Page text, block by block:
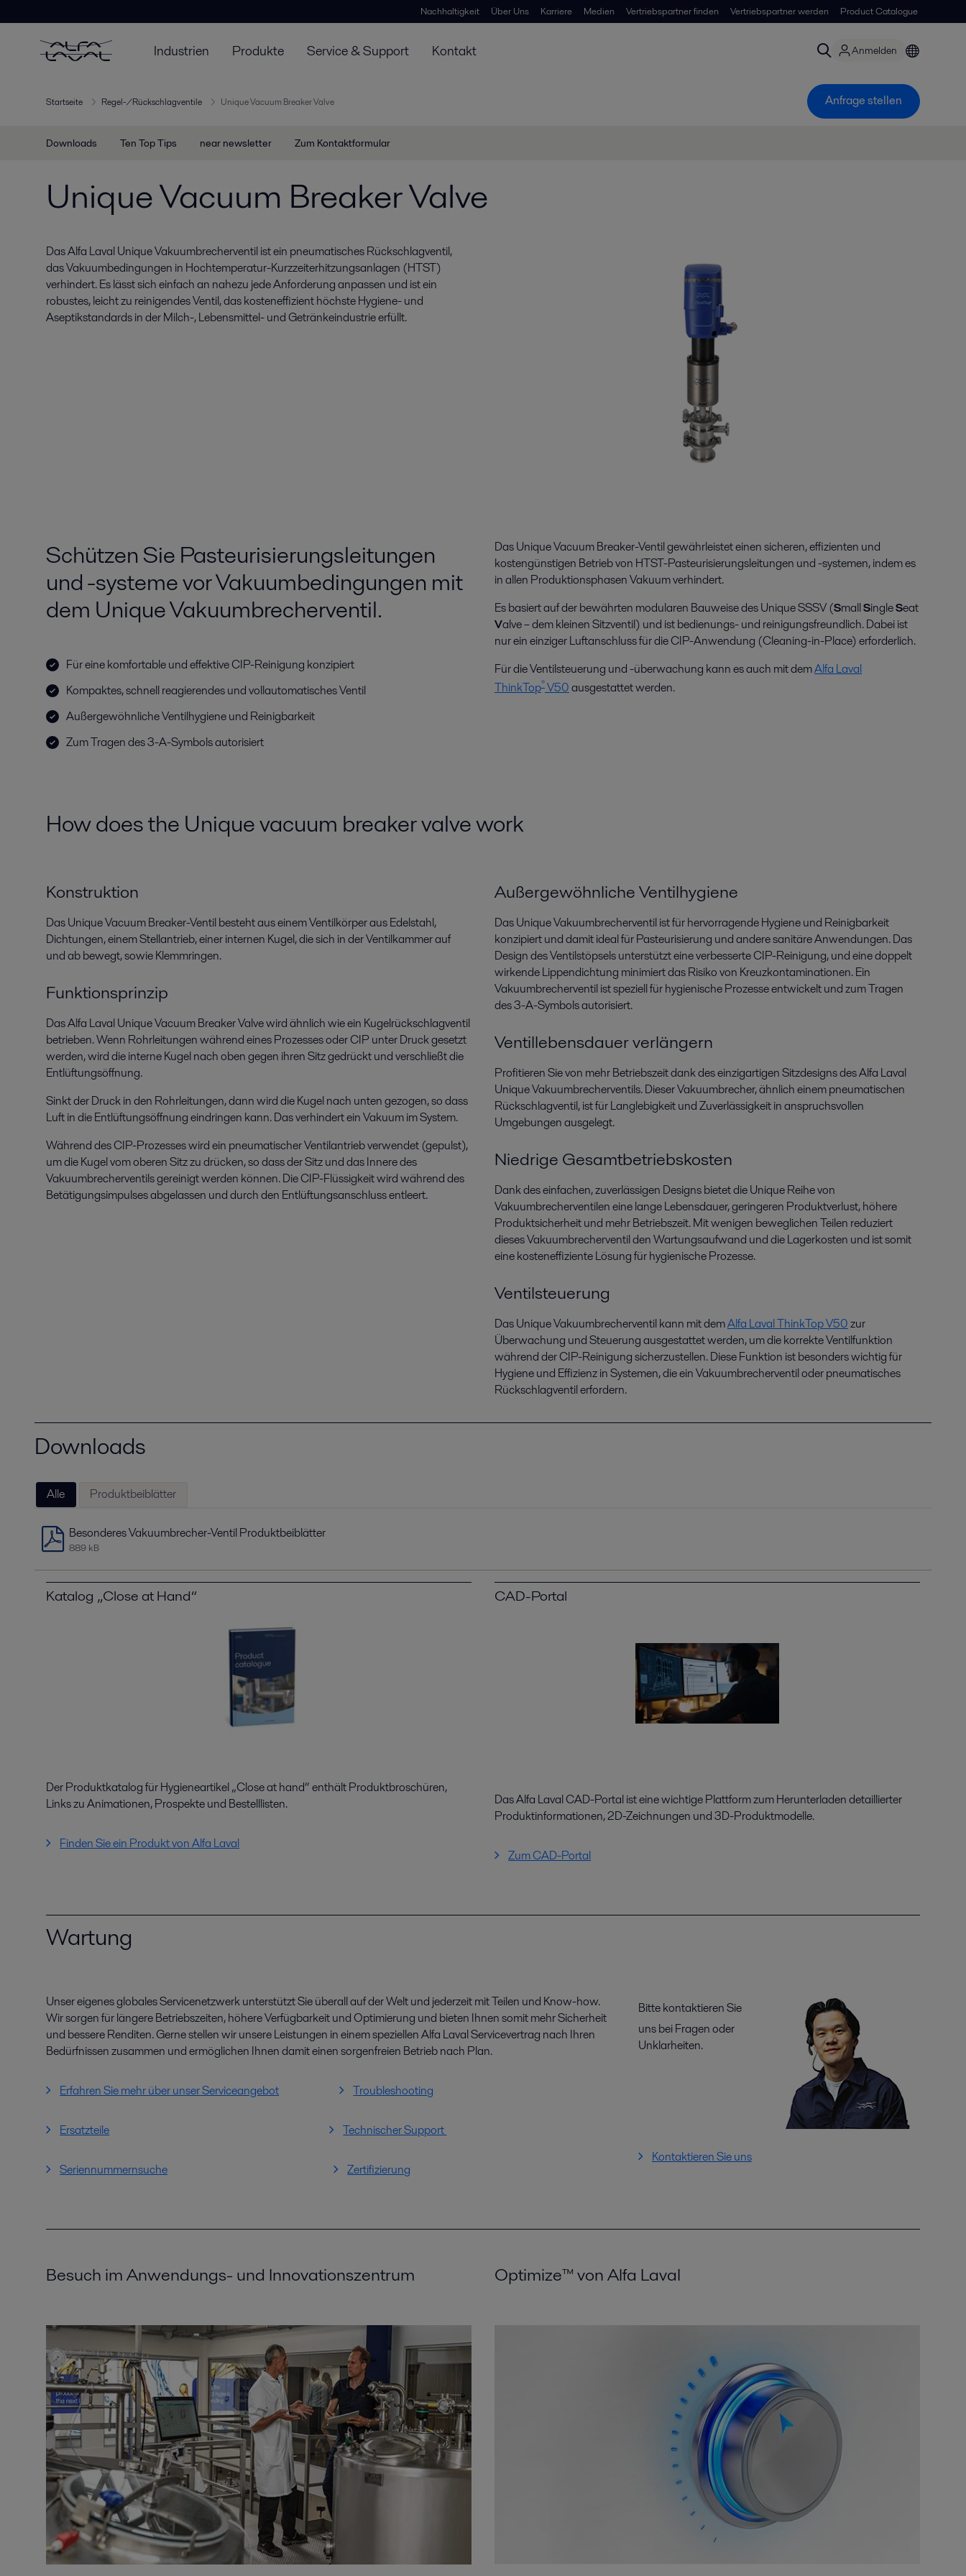
Nachhaltigkeit Über Uns Karriere Medien Vertriebspartner finden Vertriebspartner werden Product Catalogue
Industrien Produkte Service & Support Kontakt Anmelden
Startseite Regel-/Rückschlagventile Unique Vacuum Breaker Valve Anfrage stellen
Downloads Ten Top Tips near newsletter Zum Kontaktformular
Unique Vacuum Breaker Valve
Das Alfa Laval Unique Vakuumbrecherventil ist ein pneumatisches Rückschlagventil,
das Vakuumbedingungen in Hochtemperatur-Kurzzeiterhitzungsanlagen (HTST)
verhindert. Es lässt sich einfach an nahezu jede Anforderung anpassen und ist ein
robustes, leicht zu reinigendes Ventil, das kosteneffizient höchste Hygiene- und
Aseptikstandards in der Milch-, Lebensmittel- und Getränkeindustrie erfüllt.
Schützen Sie Pasteurisierungsleitungen
und -systeme vor Vakuumbedingungen mit
dem Unique Vakuumbrecherventil.
Für eine komfortable und effektive CIP-Reinigung konzipiert
Kompaktes, schnell reagierendes und vollautomatisches Ventil
Außergewöhnliche Ventilhygiene und Reinigbarkeit
Zum Tragen des 3-A-Symbols autorisiert
Das Unique Vacuum Breaker-Ventil gewährleistet einen sicheren, effizienten und
kostengünstigen Betrieb von HTST-Pasteurisierungsleitungen und -systemen, indem es
in allen Produktionsphasen Vakuum verhindert.
Es basiert auf der bewährten modularen Bauweise des Unique SSSV (SmallSingleSeat
Valve – dem kleinen Sitzventil) und ist bedienungs- und reinigungsfreundlich. Dabei ist
nur ein einziger Luftanschluss für die CIP-Anwendung (Cleaning-in-Place) erforderlich.
Für die Ventilsteuerung und -überwachung kann es auch mit demAlfa Laval
ThinkTop®V50ausgestattet werden.
How does the Unique vacuum breaker valve work
Konstruktion
Das Unique Vacuum Breaker-Ventil besteht aus einem Ventilkörper aus Edelstahl,
Dichtungen, einem Stellantrieb, einer internen Kugel, die sich in der Ventilkammer auf
und ab bewegt, sowie Klemmringen.
Funktionsprinzip
Das Alfa Laval Unique Vacuum Breaker Valve wird ähnlich wie ein Kugelrückschlagventil
betrieben. Wenn Rohrleitungen während eines Prozesses oder CIP unter Druck gesetzt
werden, wird die interne Kugel nach oben gegen ihren Sitz gedrückt und verschließt die
Entlüftungsöffnung.
Sinkt der Druck in den Rohrleitungen, dann wird die Kugel nach unten gezogen, so dass
Luft in die Entlüftungsöffnung eindringen kann. Das verhindert ein Vakuum im System.
Während des CIP-Prozesses wird ein pneumatischer Ventilantrieb verwendet (gepulst),
um die Kugel vom oberen Sitz zu drücken, so dass der Sitz und das Innere des
Vakuumbrecherventils gereinigt werden können. Die CIP-Flüssigkeit wird während des
Betätigungsimpulses abgelassen und durch den Entlüftungsanschluss entleert.
Außergewöhnliche Ventilhygiene
Das Unique Vakuumbrecherventil ist für hervorragende Hygiene und Reinigbarkeit
konzipiert und damit ideal für Pasteurisierung und andere sanitäre Anwendungen. Das
Design des Ventilstöpsels unterstützt eine verbesserte CIP-Reinigung, und eine doppelt
wirkende Lippendichtung minimiert das Risiko von Kreuzkontaminationen. Ein
Vakuumbrecherventil ist speziell für hygienische Prozesse entwickelt und zum Tragen
des 3-A-Symbols autorisiert.
Ventillebensdauer verlängern
Profitieren Sie von mehr Betriebszeit dank des einzigartigen Sitzdesigns des Alfa Laval
Unique Vakuumbrecherventils. Dieser Vakuumbrecher, ähnlich einem pneumatischen
Rückschlagventil, ist für Langlebigkeit und Zuverlässigkeit in anspruchsvollen
Umgebungen ausgelegt.
Niedrige Gesamtbetriebskosten
Dank des einfachen, zuverlässigen Designs bietet die Unique Reihe von
Vakuumbrecherventilen eine lange Lebensdauer, geringeren Produktverlust, höhere
Produktsicherheit und mehr Betriebszeit. Mit wenigen beweglichen Teilen reduziert
dieses Vakuumbrecherventil den Wartungsaufwand und die Lagerkosten und ist somit
eine kosteneffiziente Lösung für hygienische Prozesse.
Ventilsteuerung
Das Unique Vakuumbrecherventil kann mit demAlfa Laval ThinkTop V50zur
Überwachung und Steuerung ausgestattet werden, um die korrekte Ventilfunktion
während der CIP-Reinigung sicherzustellen. Diese Funktion ist besonders wichtig für
Hygiene und Effizienz in Systemen, die ein Vakuumbrecherventil oder pneumatisches
Rückschlagventil erfordern.
Downloads
Alle Produktbeiblätter
Besonderes Vakuumbrecher-Ventil Produktbeiblätter
889 kB
Katalog „Close at Hand“
Der Produktkatalog für Hygieneartikel „Close at hand“ enthält Produktbroschüren,
Links zu Animationen, Prospekte und Bestelllisten.
Finden Sie ein Produkt von Alfa Laval
CAD-Portal
Das Alfa Laval CAD-Portal ist eine wichtige Plattform zum Herunterladen detaillierter
Produktinformationen, 2D-Zeichnungen und 3D-Produktmodelle.
Zum CAD-Portal
Wartung
Unser eigenes globales Servicenetzwerk unterstützt Sie überall auf der Welt und jederzeit mit Teilen und Know-how.
Wir sorgen für längere Betriebszeiten, höhere Verfügbarkeit und Optimierung und bieten Ihnen somit mehr Sicherheit
und bessere Renditen. Gerne stellen wir unsere Leistungen in einem speziellen Alfa Laval Servicevertrag nach Ihren
Bedürfnissen zusammen und ermöglichen Ihnen damit einen sorgenfreien Betrieb nach Plan.
Erfahren Sie mehr über unser Serviceangebot Troubleshooting
Ersatzteile Technischer Support
Seriennummernsuche Zertifizierung
Bitte kontaktieren Sie
uns bei Fragen oder
Unklarheiten.
Kontaktieren Sie uns
Besuch im Anwendungs- und Innovationszentrum Optimize™ von Alfa Laval